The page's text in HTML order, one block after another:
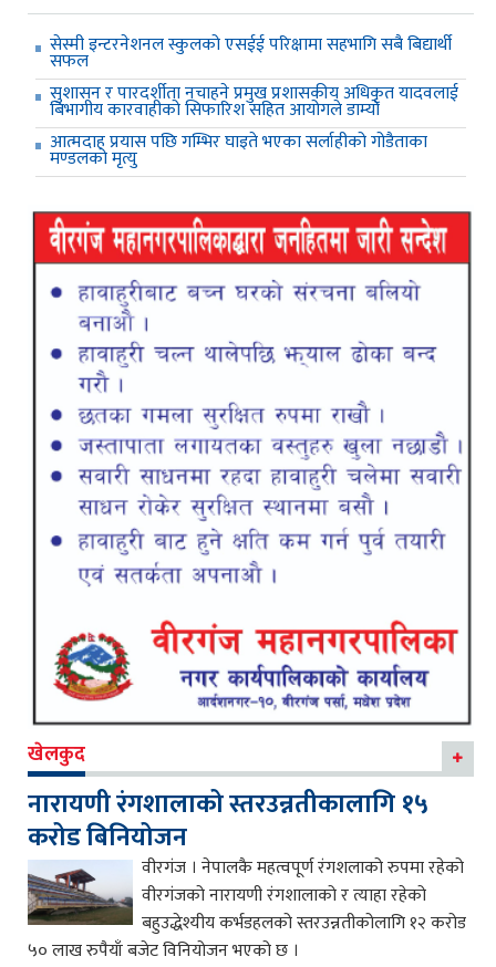
सेस्मी इन्टरनेशनल स्कुलको एसईई परिक्षामा सहभागि सबै बिद्यार्थी
सफल
सुशासन र पारदर्शीता नचाहने प्रमुख प्रशासकीय अधिकृत यादवलाई
बिभागीय कारवाहीको सिफारिश सहित आयोगले डाम्यो
आत्मदाह प्रयास पछि गम्भिर घाइते भएका सर्लाहीको गोडैताका
मण्डलको मृत्यु
खेलकुद
नारायणी रंगशालाको स्तरउन्नतीकालागि १५
करोड बिनियोजन
वीरगंज । नेपालकै महत्वपूर्ण रंगशलाको रुपमा रहेको
वीरगंजको नारायणी रंगशालाको र त्याहा रहेको
बहुउद्धेश्यीय कर्भडहलको स्तरउन्नतीकोलागि १२ करोड
५० लाख रुपैयाँ बजेट विनियोजन भएको छ ।